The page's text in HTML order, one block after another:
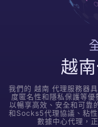
越
我們的 越南 代理服務器
度匿名性和隱私保護等
以暢享高效、安全和可靠
和Socks5代理協議、粘
數據中心代理，